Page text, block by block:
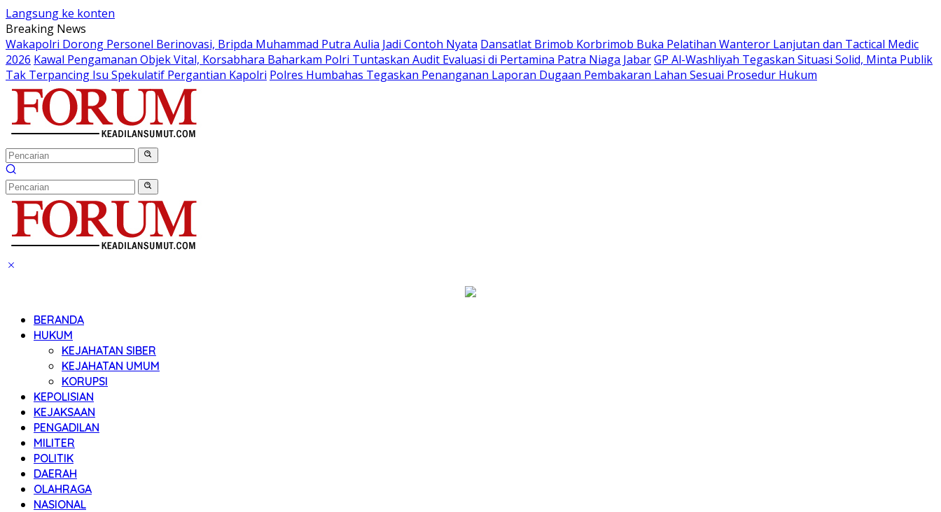
Langsung ke konten
Breaking News
Wakapolri Dorong Personel Berinovasi, Bripda Muhammad Putra Aulia Jadi Contoh Nyata Dansatlat Brimob Korbrimob Buka Pelatihan Wanteror Lanjutan dan Tactical Medic
2026 Kawal Pengamanan Objek Vital, Korsabhara Baharkam Polri Tuntaskan Audit Evaluasi di Pertamina Patra Niaga JabarGP Al-Washliyah Tegaskan Situasi Solid, Minta Publik
Tak Terpancing Isu Spekulatif Pergantian Kapolri Polres Humbahas Tegaskan Penanganan Laporan Dugaan Pembakaran Lahan Sesuai Prosedur Hukum
BERANDA
HUKUM
KEJAHATAN SIBER
KEJAHATAN UMUM
KORUPSI
KEPOLISIAN
KEJAKSAAN
PENGADILAN
MILITER
POLITIK
DAERAH
OLAHRAGA
NASIONAL